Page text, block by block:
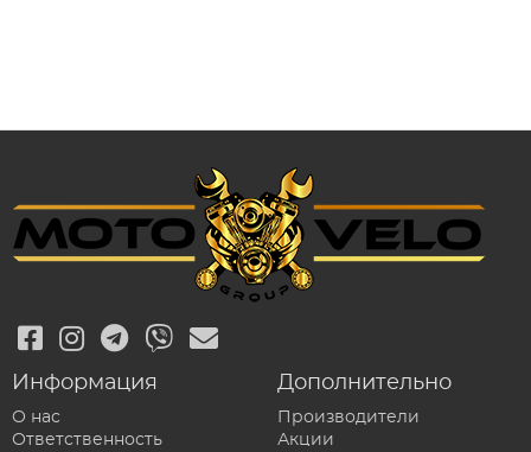
Информация
О нас
Ответственность
Дополнительно
Производители
Акции